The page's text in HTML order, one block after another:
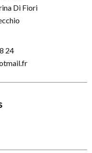
Di Fiori
24